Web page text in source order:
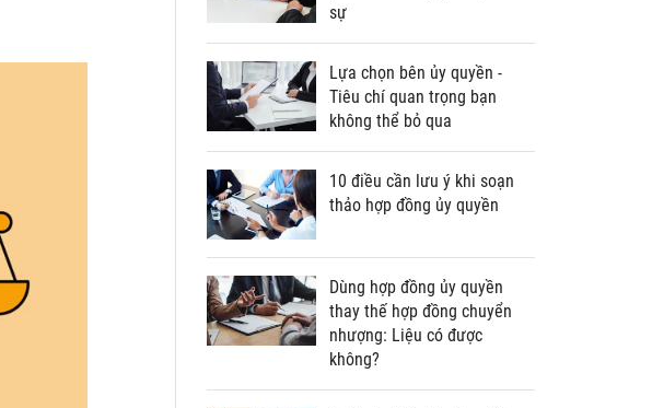
sự
Lựa chọn bên ủy quyền -
Tiêu chí quan trọng bạn
không thể bỏ qua
10 điều cần lưu ý khi soạn
thảo hợp đồng ủy quyền
Dùng hợp đồng ủy quyền
thay thế hợp đồng chuyển
nhượng: Liệu có được
không?